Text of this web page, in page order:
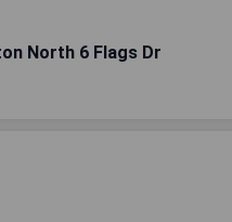
North 6 Flags Dr